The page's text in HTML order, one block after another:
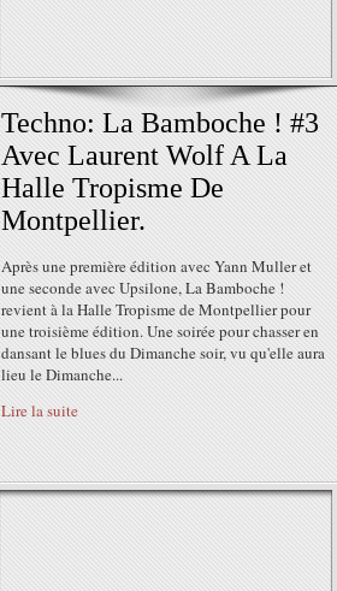
Techno: La Bamboche ! #3
Avec Laurent Wolf A La
Halle Tropisme De
Montpellier.
Après une première édition avec Yann Muller et
une seconde avec Upsilone, La Bamboche !
revient à la Halle Tropisme de Montpellier pour
une troisième édition. Une soirée pour chasser en
dansant le blues du Dimanche soir, vu qu'elle aura
lieu le Dimanche...
Lire la suite